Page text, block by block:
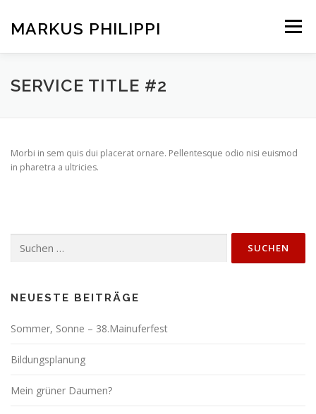
springen
MARKUS PHILIPPI Menü
KONTAKT AKTUELLES
SERVICE TITLE #2
Morbi in sem quis dui placerat ornare. Pellentesque odio nisi euismod
in pharetra a ultricies.
nach:
NEUESTE BEITRÄGE
Sommer, Sonne – 38.Mainuferfest
Bildungsplanung
Mein grüner Daumen?